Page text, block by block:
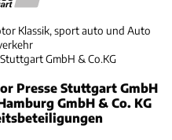
Klassik, sport auto und Auto
GmbH & Co.KG
Presse Stuttgart GmbH
GmbH & Co. KG